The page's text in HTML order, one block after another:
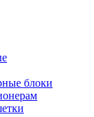
блоки